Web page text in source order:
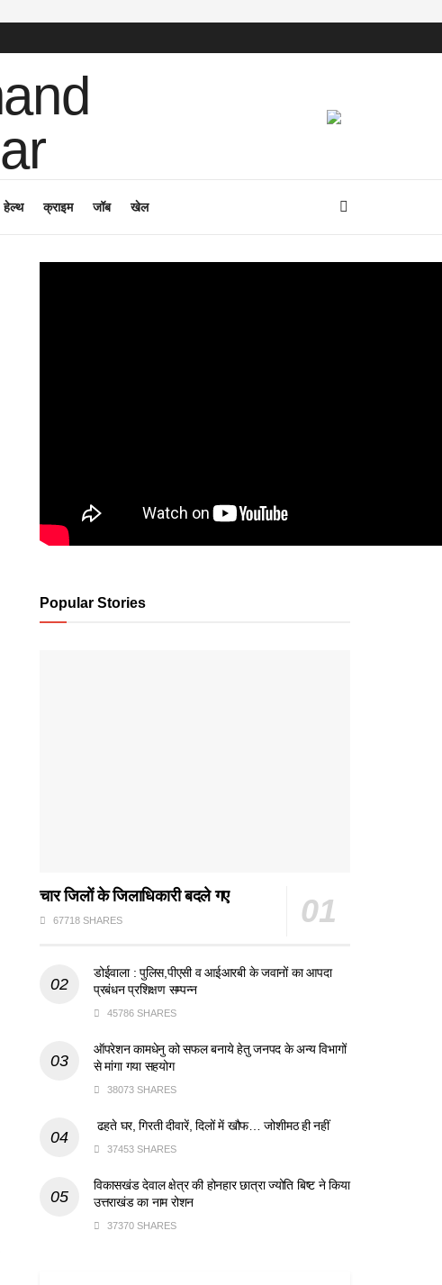
हेल्थ क्राइम जॉब खेल
Popular Stories
चार जिलों के जिलाधिकारी बदले गए
67718 SHARES
डोईवाला : पुलिस,पीएसी व आईआरबी के जवानों का आपदा
प्रबंधन प्रशिक्षण सम्पन्न
45786 SHARES
ऑपरेशन कामधेनु को सफल बनाये हेतु जनपद के अन्य विभागों
से मांगा गया सहयोग
38073 SHARES
ढहते घर, गिरती दीवारें, दिलों में खौफ… जोशीमठ ही नहीं
37453 SHARES
विकासखंड देवाल क्षेत्र की होनहार छात्रा ज्योति बिष्ट ने किया
उत्तराखंड का नाम रोशन
37370 SHARES